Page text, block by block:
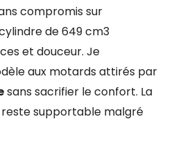
compromis sur
de 649 cm3
et douceur. Je
aux motards attirés par
sans sacrifier le confort. La
supportable malgré